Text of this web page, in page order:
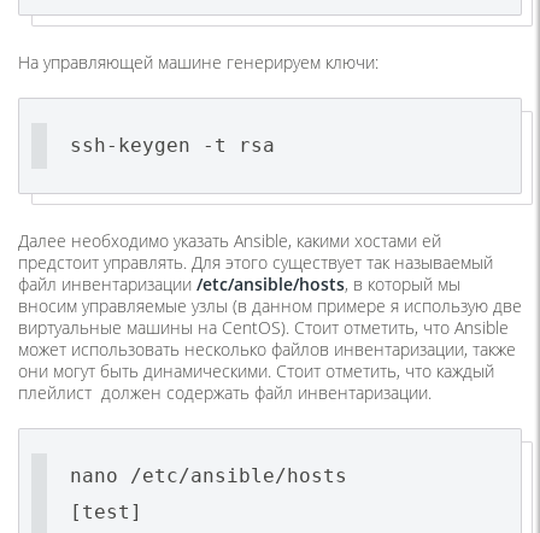
На управляющей машине генерируем ключи:
ssh-keygen -t rsa
Далее необходимо указать Ansible, какими хостами ей
предстоит управлять. Для этого существует так называемый
файл инвентаризации /etc/ansible/hosts, в который мы
вносим управляемые узлы (в данном примере я использую две
виртуальные машины на CentOS). Стоит отметить, что Ansible
может использовать несколько файлов инвентаризации, также
они могут быть динамическими. Стоит отметить, что каждый
плейлист должен содержать файл инвентаризации.
nano /etc/ansible/hosts
[test]